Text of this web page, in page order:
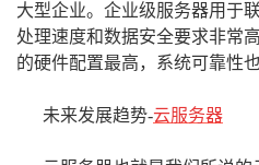
大型企业。企业级服务器用于
处理速度和数据安全要求非常
的硬件配置最高，系统可靠性也
未来发展趋势-云服务器